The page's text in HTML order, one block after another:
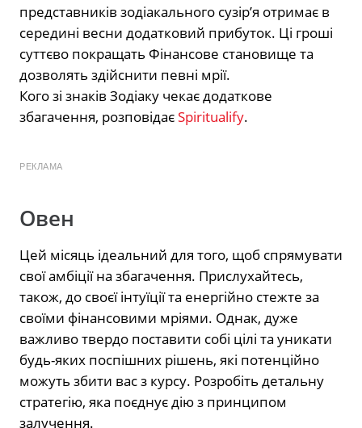
представників зодіакального сузір’я отримає в
середині весни додатковий прибуток. Ці гроші
суттєво покращать Фінансове становище та
дозволять здійснити певні мрії.
Кого зі знаків Зодіаку чекає додаткове
збагачення, розповідаєSpiritualify.
РЕКЛАМА
Овен
Цей місяць ідеальний для того, щоб спрямувати
свої амбіції на збагачення. Прислухайтесь,
також, до своєї інтуїції та енергійно стежте за
своїми фінансовими мріями. Однак, дуже
важливо твердо поставити собі цілі та уникати
будь-яких поспішних рішень, які потенційно
можуть збити вас з курсу. Розробіть детальну
стратегію, яка поєднує дію з принципом
залучення.